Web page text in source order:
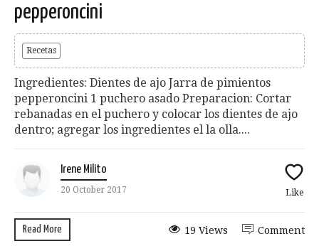
pepperoncini
Recetas
Ingredientes: Dientes de ajo Jarra de pimientos
pepperoncini 1 puchero asado Preparacion: Cortar
rebanadas en el puchero y colocar los dientes de ajo
dentro; agregar los ingredientes el la olla....
Irene Milito
20 October 2017 Like
Read More Comment
19 Views